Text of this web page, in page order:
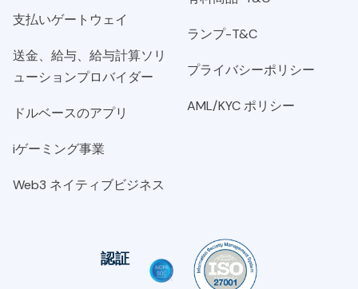
支払いゲートウェイ
送金、給与、給与計算ソリ
ューションプロバイダー
ドルベースのアプリ
iゲーミング事業
Web3 ネイティブビジネス
ランプ-T&C
プライバシーポリシー
AML/KYC ポリシー
認証